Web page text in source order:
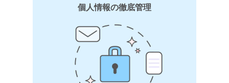
個人情報の徹底管理